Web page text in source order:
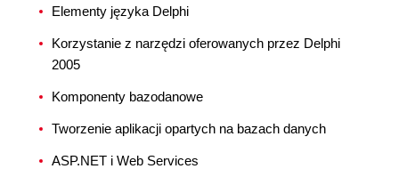
Elementy języka Delphi
Korzystanie z narzędzi oferowanych przez Delphi
2005
Komponenty bazodanowe
Tworzenie aplikacji opartych na bazach danych
ASP.NET i Web Services